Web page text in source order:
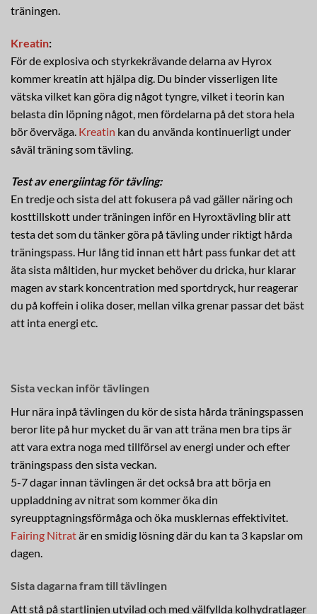
träningen.
Kreatin:
För de explosiva och styrkekrävande delarna av Hyrox
kommer kreatin att hjälpa dig. Du binder visserligen lite
vätska vilket kan göra dig något tyngre, vilket i teorin kan
belasta din löpning något, men fördelarna på det stora hela
bör överväga. Kreatin kan du använda kontinuerligt under
såväl träning som tävling.
Test av energiintag för tävling:
En tredje och sista del att fokusera på vad gäller näring och
kosttillskott under träningen inför en Hyroxtävling blir att
testa det som du tänker göra på tävling under riktigt hårda
träningspass. Hur lång tid innan ett hårt pass funkar det att
äta sista måltiden, hur mycket behöver du dricka, hur klarar
magen av stark koncentration med sportdryck, hur reagerar
du på koffein i olika doser, mellan vilka grenar passar det bäst
att inta energi etc.
Sista veckan inför tävlingen
Hur nära inpå tävlingen du kör de sista hårda träningspassen
beror lite på hur mycket du är van att träna men bra tips är
att vara extra noga med tillförsel av energi under och efter
träningspass den sista veckan.
5-7 dagar innan tävlingen är det också bra att börja en
uppladdning av nitrat som kommer öka din
syreupptagningsförmåga och öka musklernas effektivitet.
Fairing Nitratär en smidig lösning där du kan ta 3 kapslar om
dagen.
Sista dagarna fram till tävlingen
Att stå på startlinjen utvilad och med välfyllda kolhydratlager